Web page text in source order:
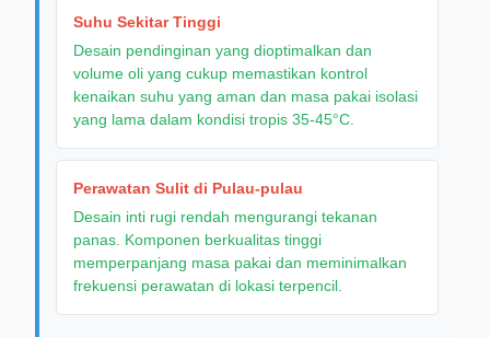
Suhu Sekitar Tinggi
Desain pendinginan yang dioptimalkan dan
volume oli yang cukup memastikan kontrol
kenaikan suhu yang aman dan masa pakai isolasi
yang lama dalam kondisi tropis 35-45°C.
Perawatan Sulit di Pulau-pulau
Desain inti rugi rendah mengurangi tekanan
panas. Komponen berkualitas tinggi
memperpanjang masa pakai dan meminimalkan
frekuensi perawatan di lokasi terpencil.